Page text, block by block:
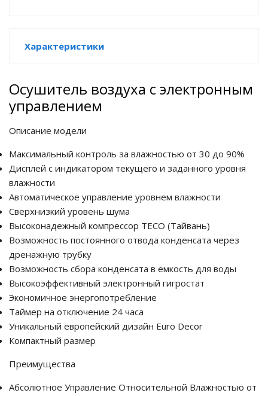
Характеристики
Осушитель воздуха с электронным
управлением
Описание модели
Максимальный контроль за влажностью от 30 до 90%
Дисплей с индикатором текущего и заданного уровня
влажности
Автоматическое управление уровнем влажности
Сверхнизкий уровень шума
Высоконадежный компрессор TECO (Тайвань)
Возможность постоянного отвода конденсата через
дренажную трубку
Возможность сбора конденсата в емкость для воды
Высокоэффективный электронный гигростат
Экономичное энергопотребление
Таймер на отключение 24 часа
Уникальный европейский дизайн Euro Decor
Компактный размер
Преимущества
Абсолютное Управление Относительной Влажностью от